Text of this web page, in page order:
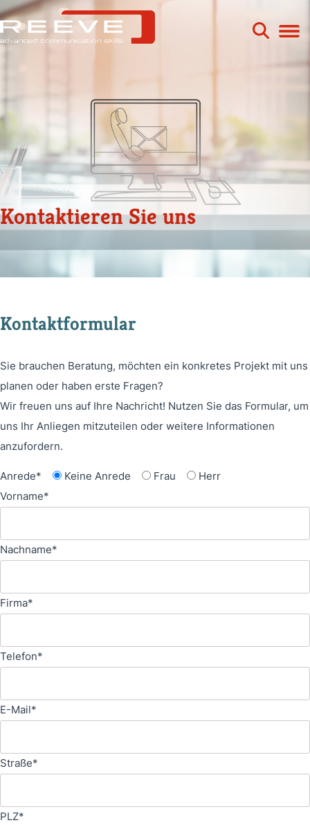
Zum
Inhalt
springen
Kontaktieren Sie uns
Kontaktformular
Sie brauchen Beratung, möchten ein konkretes Projekt mit uns
planen oder haben erste Fragen?
Wir freuen uns auf Ihre Nachricht! Nutzen Sie das Formular, um
uns Ihr Anliegen mitzuteilen oder weitere Informationen
anzufordern.
Anrede* Keine Anrede Frau
Herr
Vorname*
Nachname*
Firma*
Telefon*
E-Mail*
Straße*
PLZ*